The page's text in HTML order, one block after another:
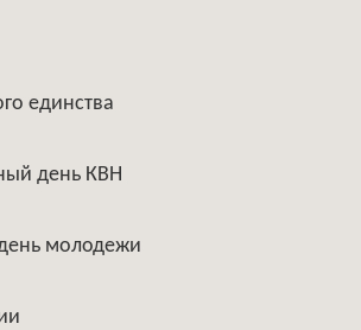
единства
день КВН
молодежи